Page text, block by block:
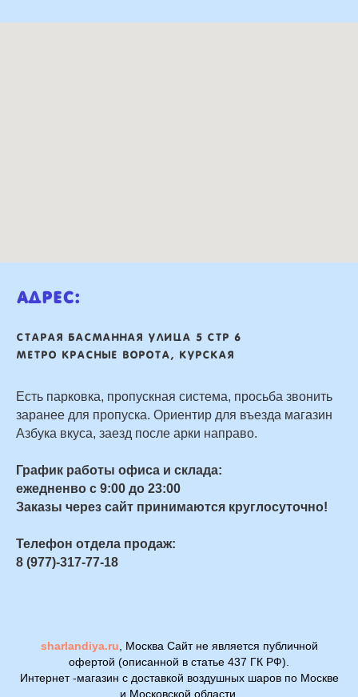
Адрес:
Старая басманная улица 5 стр 6
Метро Красные ворота, Курская
Есть парковка, пропускная система, просьба звонить
заранее для пропуска. Ориентир для въезда магазин
Азбука вкуса, заезд после арки направо.
График работы офиса и склада:
ежедненво с 9:00 до 23:00
Заказы через сайт принимаются круглосуточно!
Телефон отдела продаж:
8 (977)-317-77-18
sharlandiya.ru , Москва Сайт не является публичной
офертой (описанной в статье 437 ГК РФ).
Интернет -магазин с доставкой воздушных шаров по Москве
и Московской области.